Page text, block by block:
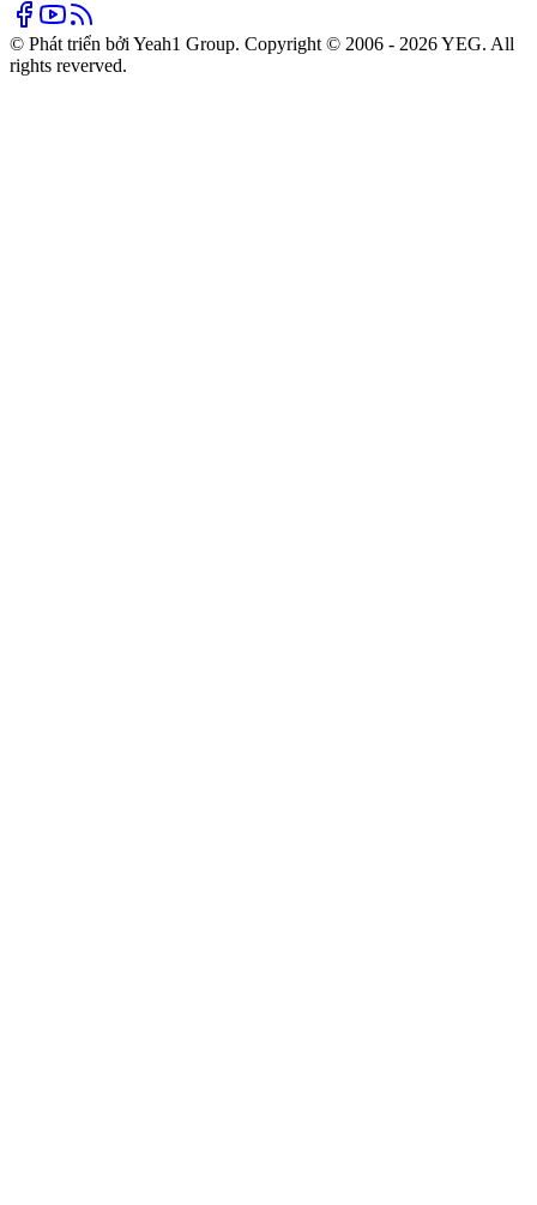
© Phát triển bởi Yeah1 Group. Copyright © 2006 - 2026 YEG. All
rights reverved.